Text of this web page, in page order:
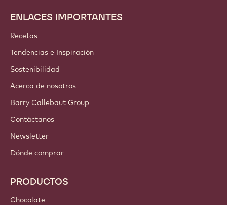
Footer
Callebaut
ENLACES IMPORTANTES
Recetas
Tendencias e Inspiración
Sostenibilidad
Acerca de nosotros
Barry Callebaut Group
Contáctanos
Newsletter
Dónde comprar
PRODUCTOS
Chocolate